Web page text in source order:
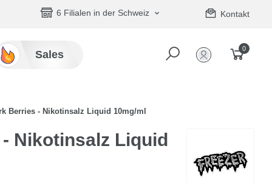
6 Filialen in der Schweiz Kontakt
Sales
0
Berries - Nikotinsalz Liquid 10mg/ml
Nikotinsalz Liquid